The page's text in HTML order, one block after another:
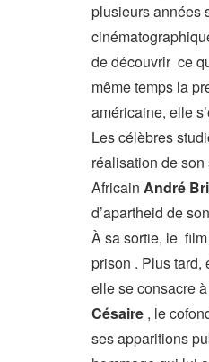
plusieurs années
de découvrir ce
même temps la
américaine, elle
Les célèbres
réalisation de
Africain André
d’apartheid de
À sa sortie, le
prison . Plus tard,
elle se consacre
Césaire , le
ses apparitions